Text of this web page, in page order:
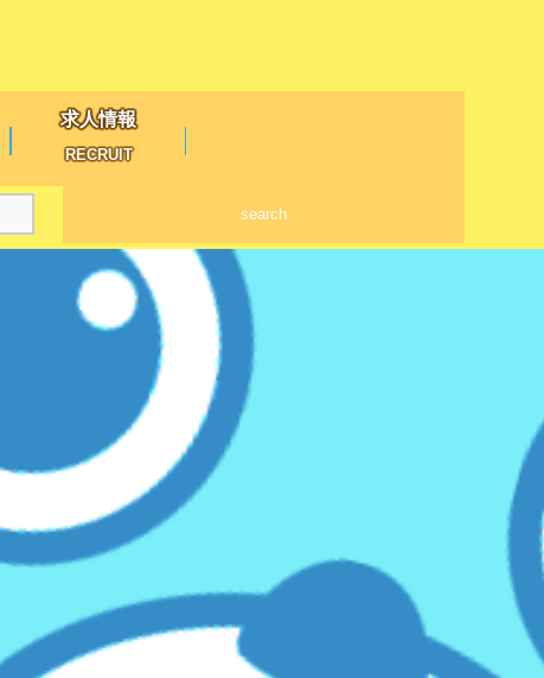
求人情報
RECRUIT
search